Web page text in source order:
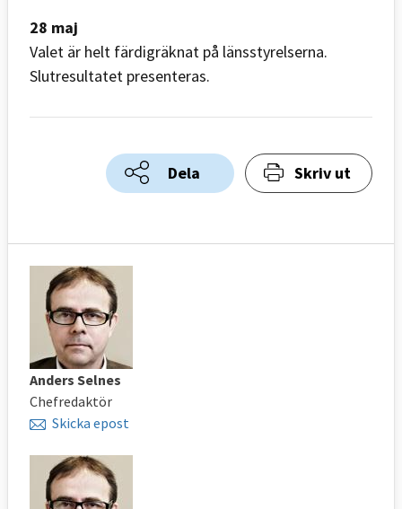
28 maj
Valet är helt färdigräknat på länsstyrelserna.
Slutresultatet presenteras.
Dela Skriv ut
Anders Selnes
Chefredaktör
Skicka epost